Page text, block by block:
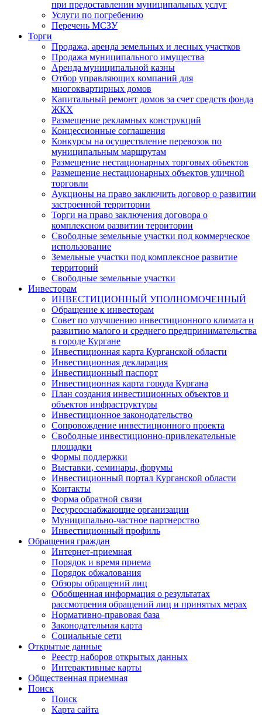
при предоставлении муниципальных услуг
Услуги по погребению
Перечень МСЗУ
Торги
Продажа, аренда земельных и лесных участков
Продажа муниципального имущества
Аренда муниципальной казны
Отбор управляющих компаний для
многоквартирных домов
Капитальный ремонт домов за счет средств фонда
ЖКХ
Размещение рекламных конструкций
Концессионные соглашения
Конкурсы на осуществление перевозок по
муниципальным маршрутам
Размещение нестационарных торговых объектов
Размещение нестационарных объектов уличной
торговли
Аукционы на право заключить договор о развитии
застроенной территории
Торги на право заключения договора о
комплексном развитии территории
Свободные земельные участки под коммерческое
использование
Земельные участки под комплексное развитие
территорий
Свободные земельные участки
Инвесторам
ИНВЕСТИЦИОННЫЙ УПОЛНОМОЧЕННЫЙ
Обращение к инвесторам
Совет по улучшению инвестиционного климата и
развитию малого и среднего предпринимательства
в городе Кургане
Инвестиционная карта Курганской области
Инвестиционная декларация
Инвестиционный паспорт
Инвестиционная карта города Кургана
План создания инвестиционных объектов и
объектов инфраструктуры
Инвестиционное законодательство
Сопровождение инвестиционного проекта
Свободные инвестиционно-привлекательные
площадки
Формы поддержки
Выставки, семинары, форумы
Инвестиционный портал Курганской области
Контакты
Форма обратной связи
Ресурсоснабжающие организации
Муниципально-частное партнерство
Инвестиционный профиль
Обращения граждан
Интернет-приемная
Порядок и время приема
Порядок обжалования
Обзоры обращений лиц
Обобщенная информация о результатах
рассмотрения обращений лиц и принятых мерах
Нормативно-правовая база
Законодательная карта
Социальные сети
Открытые данные
Реестр наборов открытых данных
Интерактивные карты
Общественная приемная
Поиск
Поиск
Карта сайта